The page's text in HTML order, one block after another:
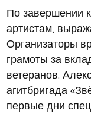
По завершении
артистам,
Организаторы
грамоты за
ветеранов.
агитбригада
первые дни